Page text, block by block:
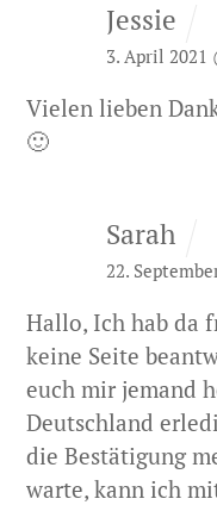
Jessie
3. April 2021
Vielen lieben
🙂
Sarah
22.
Hallo, Ich hab da
keine Seite
euch mir jemand
Deutschland
die Bestätigung
warte, kann ich